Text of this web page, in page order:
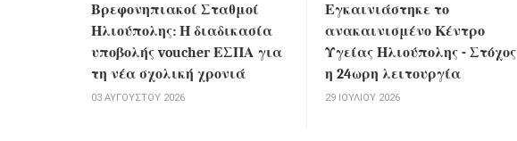
Βρεφονηπιακοί Σταθμοί
Ηλιούπολης: Η διαδικασία
υποβολής voucher ΕΣΠΑ για
τη νέα σχολική χρονιά
03 ΑΥΓΟΎΣΤΟΥ 2026
Εγκαινιάστηκε το
ανακαινισμένο Κέντρο
Υγείας Ηλιούπολης - Στόχος
η 24ωρη λειτουργία
29 ΙΟΥΛΊΟΥ 2026